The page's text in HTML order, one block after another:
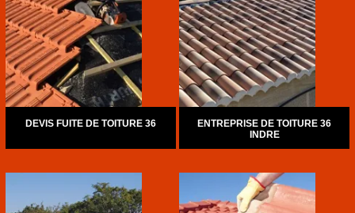
DEVIS FUITE DE TOITURE 36
ENTREPRISE DE TOITURE 36
INDRE